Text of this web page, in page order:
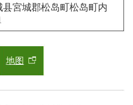
县宮城郡松岛町松岛町内
地图